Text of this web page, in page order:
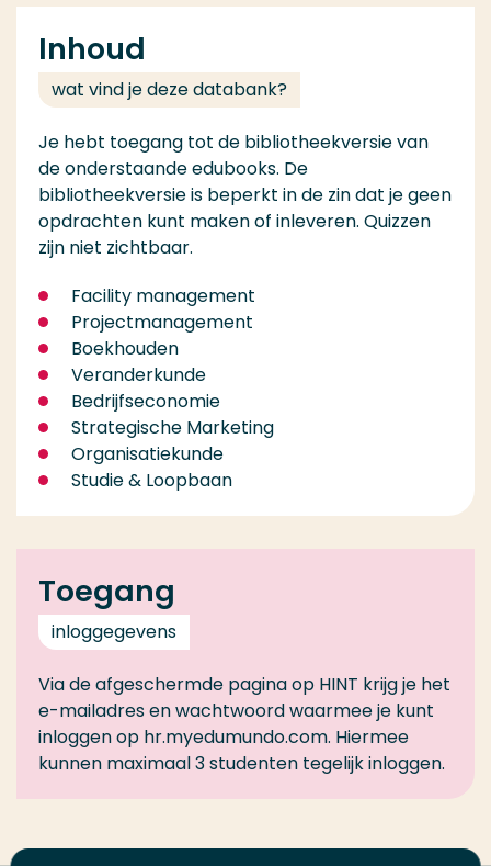
Inhoud
wat vind je deze databank?
Je hebt toegang tot de bibliotheekversie van
de onderstaande edubooks. De
bibliotheekversie is beperkt in de zin dat je geen
opdrachten kunt maken of inleveren. Quizzen
zijn niet zichtbaar.
Facility management
Projectmanagement
Boekhouden
Veranderkunde
Bedrijfseconomie
Strategische Marketing
Organisatiekunde
Studie & Loopbaan
Toegang
inloggegevens
Via de afgeschermde pagina op HINT krijg je het
e-mailadres en wachtwoord waarmee je kunt
inloggen op hr.myedumundo.com. Hiermee
kunnen maximaal 3 studenten tegelijk inloggen.